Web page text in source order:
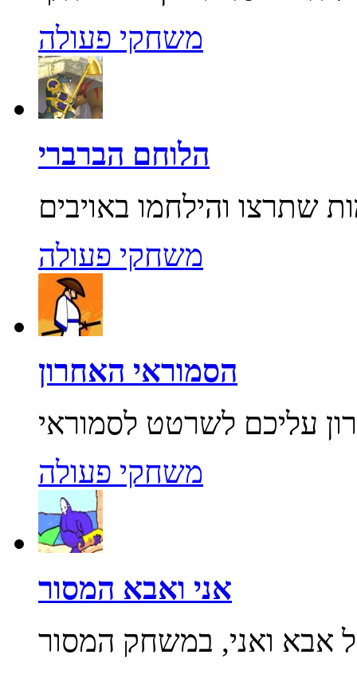
משחקי פעולה
הלוחם הברברי
משחקי פעולה
הסמוראי האחרון
משחקי פעולה
אני ואבא המסור